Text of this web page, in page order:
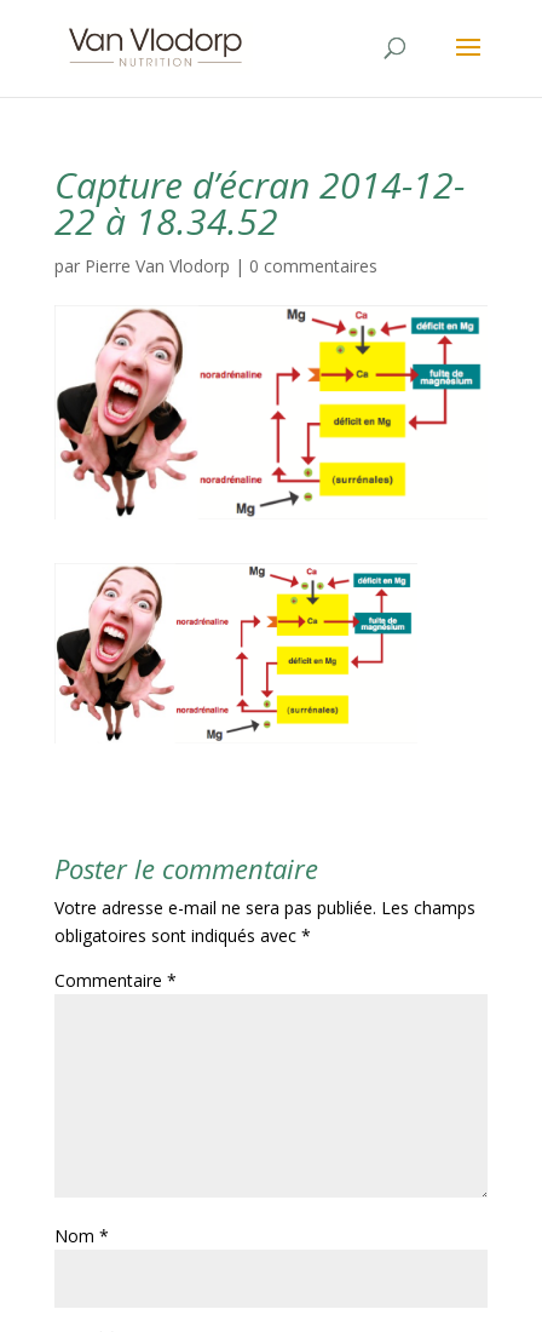
Capture d’écran 2014-12-
22 à 18.34.52
par Pierre Van Vlodorp | 0 commentaires
Poster le commentaire
Votre adresse e-mail ne sera pas publiée. Les champs
obligatoires sont indiqués avec *
Commentaire *
Nom *